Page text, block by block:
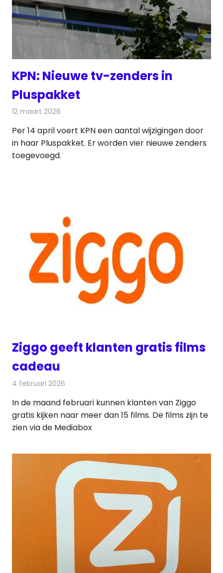
KPN: Nieuwe tv-zenders in
Pluspakket
12 maart 2026
Per 14 april voert KPN een aantal wijzigingen door
in haar Pluspakket. Er worden vier nieuwe zenders
toegevoegd.
Ziggo geeft klanten gratis films
cadeau
4 februari 2026
In de maand februari kunnen klanten van Ziggo
gratis kijken naar meer dan 15 films. De films zijn te
zien via de Mediabox